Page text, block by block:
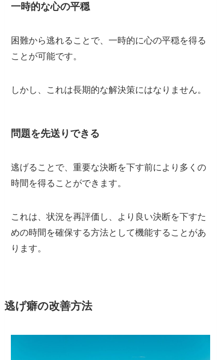
一時的な心の平穏
困難から逃れることで、一時的に心の平穏を得る
ことが可能です。
しかし、これは長期的な解決策にはなりません。
問題を先送りできる
逃げることで、重要な決断を下す前により多くの
時間を得ることができます。
これは、状況を再評価し、より良い決断を下すた
めの時間を確保する方法として機能することがあ
ります。
逃げ癖の改善方法